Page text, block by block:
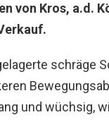
von Kros, a.d.
schräge
und wüchsig,